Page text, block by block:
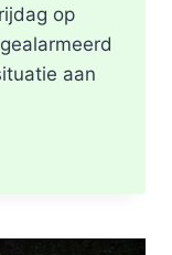
op
aan